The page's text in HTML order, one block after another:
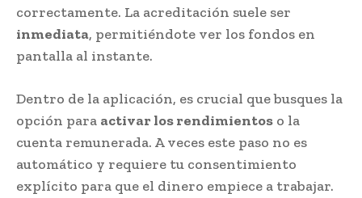
correctamente. La acreditación suele ser
inmediata, permitiéndote ver los fondos en
pantalla al instante.
Dentro de la aplicación, es crucial que busques la
opción para activar los rendimientos o la
cuenta remunerada. A veces este paso no es
automático y requiere tu consentimiento
explícito para que el dinero empiece a trabajar.